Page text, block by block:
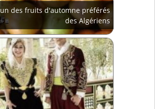
des fruits d'automne préférés
des Algériens